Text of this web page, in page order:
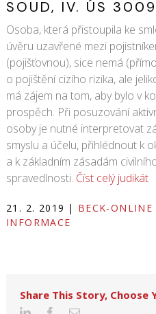
SOUD, IV. ÚS
Osoba, která přistoupila ke
úvěru uzavřené mezi
(pojišťovnou), sice nemá
o pojištění cizího rizika, ale
má zájem na tom, aby bylo v
prospěch. Při posuzování
osoby je nutné interpretovat
smyslu a účelu, přihlédnout k
a k základním zásadám
spravedlnosti. Číst celý judikát
21. 2. 2019 | BECK-ONLINE
INFORMACE
Share This Story, Choose